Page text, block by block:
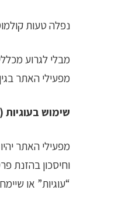
נפלה טעות
מפעילי האתר
שימוש בעוגיות (Cookies)
מפעילי האתר
וחיסכון בהזנת
“עוגיות” או